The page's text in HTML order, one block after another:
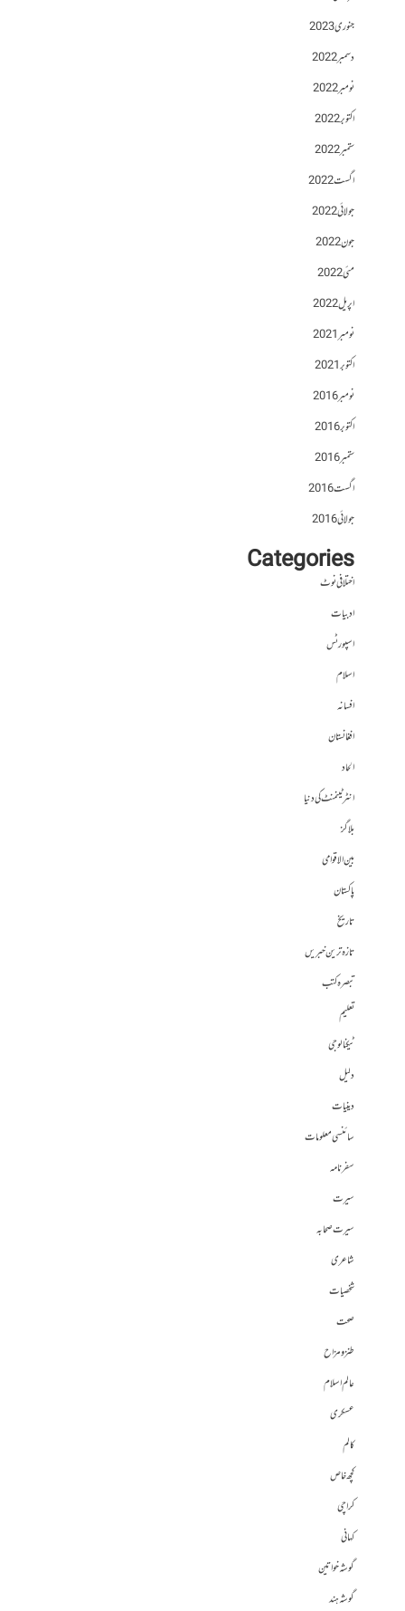
جنوری 2023
دسمبر 2022
نومبر 2022
اکتوبر 2022
ستمبر 2022
اگست 2022
جولائی 2022
جون 2022
مئی 2022
اپریل 2022
نومبر 2021
اکتوبر 2021
نومبر 2016
اکتوبر 2016
ستمبر 2016
اگست 2016
جولائی 2016
Categories
اختلافی نوٹ
ادبیات
اسپورٹس
اسلام
افسانہ
افغانستان
الحاد
انٹرٹینمنٹ کی دنیا
بلاگز
بین الاقوامی
پاکستان
تاریخ
تازہ ترین خبریں
تبصرہ کتب
تعلیم
ٹیکنالوجی
دلیل
دینیات
سائنسی معلومات
سفرنامہ
سیرت
سیرت صحابہ
شاعری
شخصیات
صحت
طنز و مزاح
عالم اسلام
عسکری
کالم
کچھ خاص
کراچی
کہانی
گوشہ خواتین
گوشہ ہند